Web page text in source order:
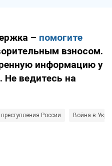
– помогите
взносом.
информацию у
. Не ведитесь на
России Война в